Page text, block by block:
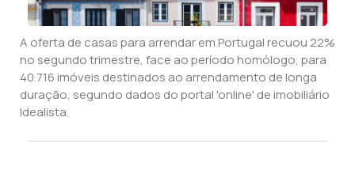
A oferta de casas para arrendar em Portugal recuou 22%
no segundo trimestre, face ao período homólogo, para
40.716 imóveis destinados ao arrendamento de longa
duração, segundo dados do portal 'online' de imobiliário
Idealista.